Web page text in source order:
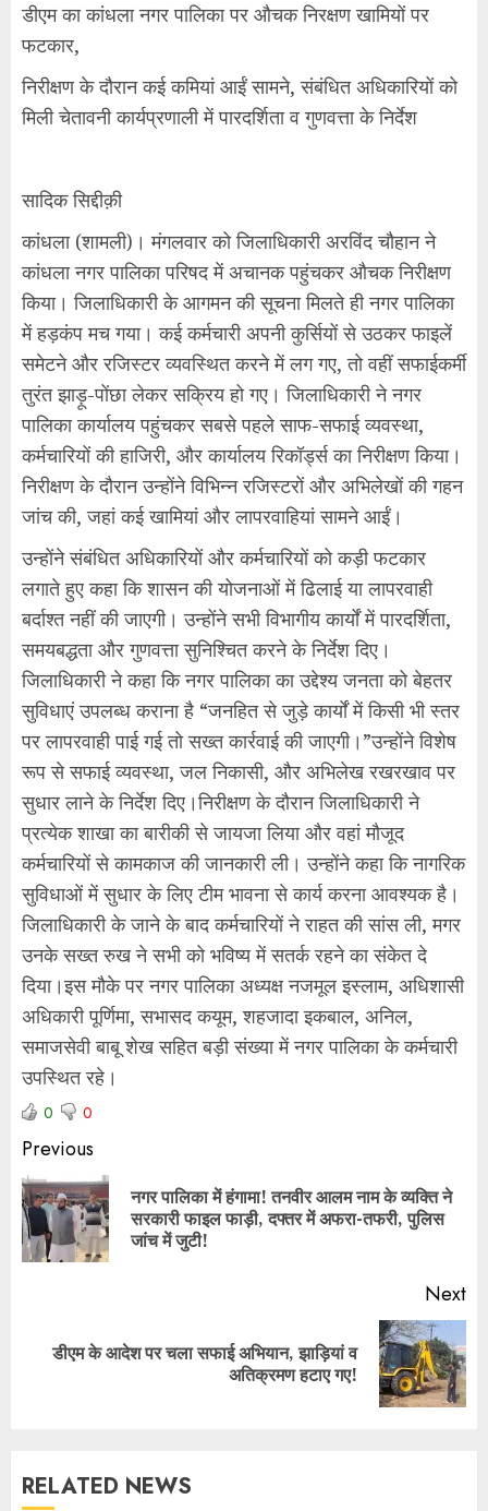
डीएम का कांधला नगर पालिका पर औचक निरक्षण खामियों पर
फटकार,
निरीक्षण के दौरान कई कमियां आईं सामने, संबंधित अधिकारियों को
मिली चेतावनी कार्यप्रणाली में पारदर्शिता व गुणवत्ता के निर्देश
सादिक सिद्दीक़ी
कांधला (शामली)। मंगलवार को जिलाधिकारी अरविंद चौहान ने
कांधला नगर पालिका परिषद में अचानक पहुंचकर औचक निरीक्षण
किया। जिलाधिकारी के आगमन की सूचना मिलते ही नगर पालिका
में हड़कंप मच गया। कई कर्मचारी अपनी कुर्सियों से उठकर फाइलें
समेटने और रजिस्टर व्यवस्थित करने में लग गए, तो वहीं सफाईकर्मी
तुरंत झाड़ू-पोंछा लेकर सक्रिय हो गए। जिलाधिकारी ने नगर
पालिका कार्यालय पहुंचकर सबसे पहले साफ-सफाई व्यवस्था,
कर्मचारियों की हाजिरी, और कार्यालय रिकॉर्ड्स का निरीक्षण किया।
निरीक्षण के दौरान उन्होंने विभिन्न रजिस्टरों और अभिलेखों की गहन
जांच की, जहां कई खामियां और लापरवाहियां सामने आईं।
उन्होंने संबंधित अधिकारियों और कर्मचारियों को कड़ी फटकार
लगाते हुए कहा कि शासन की योजनाओं में ढिलाई या लापरवाही
बर्दाश्त नहीं की जाएगी। उन्होंने सभी विभागीय कार्यों में पारदर्शिता,
समयबद्धता और गुणवत्ता सुनिश्चित करने के निर्देश दिए।
जिलाधिकारी ने कहा कि नगर पालिका का उद्देश्य जनता को बेहतर
सुविधाएं उपलब्ध कराना है “जनहित से जुड़े कार्यों में किसी भी स्तर
पर लापरवाही पाई गई तो सख्त कार्रवाई की जाएगी।”उन्होंने विशेष
रूप से सफाई व्यवस्था, जल निकासी, और अभिलेख रखरखाव पर
सुधार लाने के निर्देश दिए।निरीक्षण के दौरान जिलाधिकारी ने
प्रत्येक शाखा का बारीकी से जायजा लिया और वहां मौजूद
कर्मचारियों से कामकाज की जानकारी ली। उन्होंने कहा कि नागरिक
सुविधाओं में सुधार के लिए टीम भावना से कार्य करना आवश्यक है।
जिलाधिकारी के जाने के बाद कर्मचारियों ने राहत की सांस ली, मगर
उनके सख्त रुख ने सभी को भविष्य में सतर्क रहने का संकेत दे
दिया।इस मौके पर नगर पालिका अध्यक्ष नजमूल इस्लाम, अधिशासी
अधिकारी पूर्णिमा, सभासद कयूम, शहजादा इकबाल, अनिल,
समाजसेवी बाबू शेख सहित बड़ी संख्या में नगर पालिका के कर्मचारी
उपस्थित रहे।
0 0
Previous
नगर पालिका में हंगामा! तनवीर आलम नाम के व्यक्ति ने
सरकारी फाइल फाड़ी, दफ्तर में अफरा-तफरी, पुलिस
जांच में जुटी!
Next
डीएम के आदेश पर चला सफाई अभियान, झाड़ियां व
अतिक्रमण हटाए गए!
RELATED NEWS